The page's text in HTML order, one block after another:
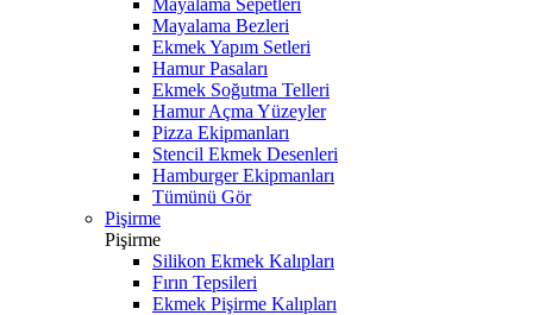
Mayalama Sepetleri
Mayalama Bezleri
Ekmek Yapım Setleri
Hamur Pasaları
Ekmek Soğutma Telleri
Hamur Açma Yüzeyler
Pizza Ekipmanları
Stencil Ekmek Desenleri
Hamburger Ekipmanları
Tümünü Gör
Pişirme
Pişirme
Silikon Ekmek Kalıpları
Fırın Tepsileri
Ekmek Pişirme Kalıpları